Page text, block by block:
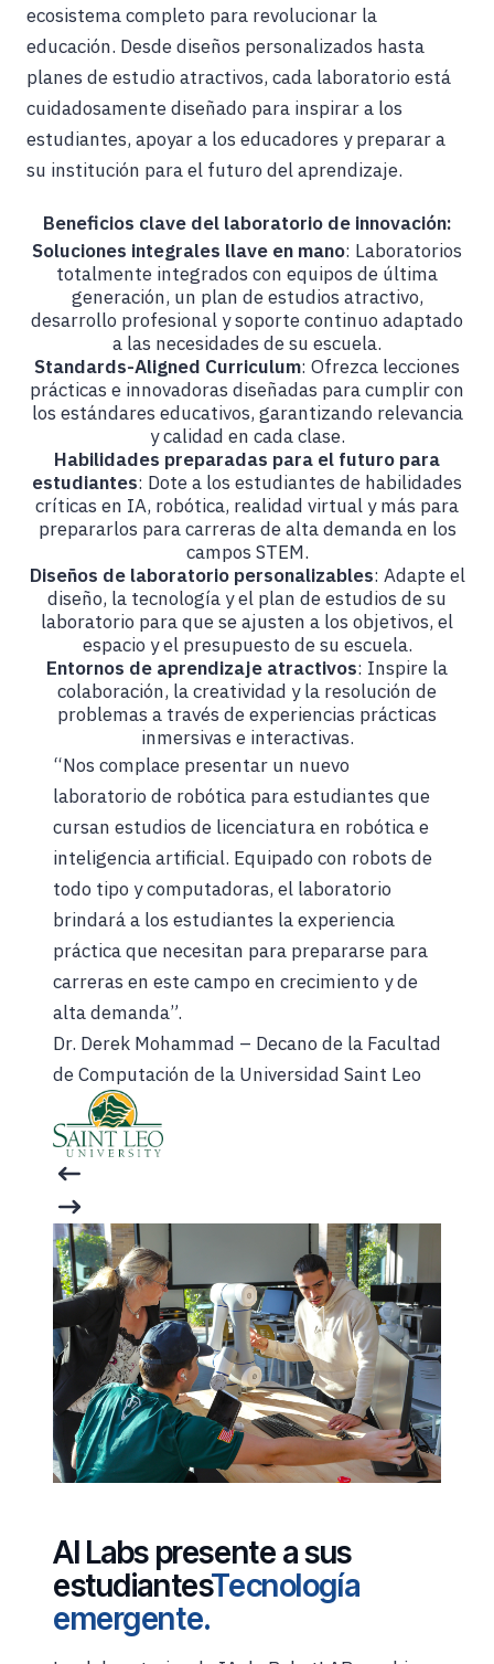
ecosistema completo para revolucionar la
educación. Desde diseños personalizados hasta
planes de estudio atractivos, cada laboratorio está
cuidadosamente diseñado para inspirar a los
estudiantes, apoyar a los educadores y preparar a
su institución para el futuro del aprendizaje.
Beneficios clave del laboratorio de innovación:
Soluciones integrales llave en mano: Laboratorios
totalmente integrados con equipos de última
generación, un plan de estudios atractivo,
desarrollo profesional y soporte continuo adaptado
a las necesidades de su escuela.
Standards-Aligned Curriculum: Ofrezca lecciones
prácticas e innovadoras diseñadas para cumplir con
los estándares educativos, garantizando relevancia
y calidad en cada clase.
Habilidades preparadas para el futuro para
estudiantes: Dote a los estudiantes de habilidades
críticas en IA, robótica, realidad virtual y más para
prepararlos para carreras de alta demanda en los
campos STEM.
Diseños de laboratorio personalizables: Adapte el
diseño, la tecnología y el plan de estudios de su
laboratorio para que se ajusten a los objetivos, el
espacio y el presupuesto de su escuela.
Entornos de aprendizaje atractivos: Inspire la
colaboración, la creatividad y la resolución de
problemas a través de experiencias prácticas
inmersivas e interactivas.
“Nos complace presentar un nuevo
laboratorio de robótica para estudiantes que
cursan estudios de licenciatura en robótica e
inteligencia artificial. Equipado con robots de
todo tipo y computadoras, el laboratorio
brindará a los estudiantes la experiencia
práctica que necesitan para prepararse para
carreras en este campo en crecimiento y de
alta demanda”.
Dr. Derek Mohammad – Decano de la Facultad
de Computación de la Universidad Saint Leo
AI Labs presente a sus
estudiantesTecnología
emergente.